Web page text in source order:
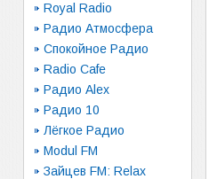
Royal Radio
Радио Атмосфера
Спокойное Радио
Radio Cafe
Радио Alex
Радио 10
Лёгкое Радио
Modul FM
Зайцев FM: Relax